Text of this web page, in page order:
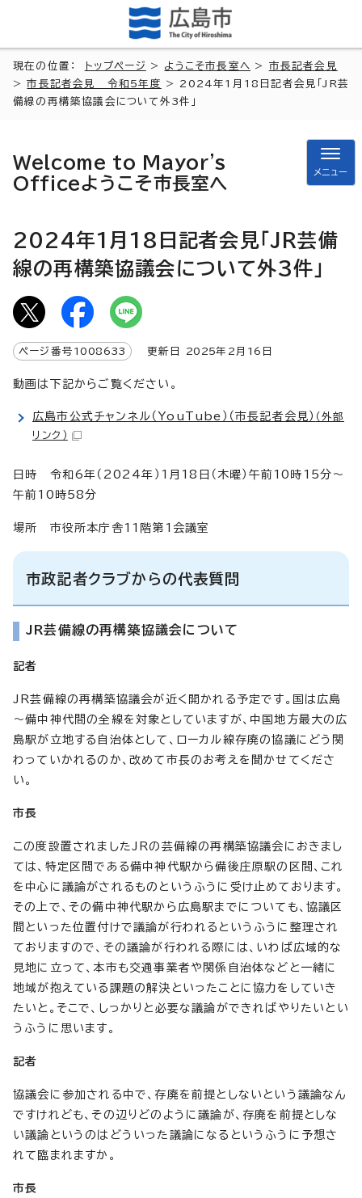
現在の位置： トップページ > ようこそ市長室へ > 市長記者会見
>市長記者会見 令和5年度
> 2024年1月18日記者会見「JR芸
備線の再構築協議会について外3件」
Welcome to Mayor's
Officeようこそ市長室へ
メニュー
2024年1月18日記者会見「JR芸備
線の再構築協議会について外3件」
ページ番号 1008633 更新日 2025年2月 16 日
動画は下記からご覧ください。
広島市公式チャンネル（YouTube）（市長記者会見） （外部
リンク）
日時 令和6年（2024年）1月18日（木曜）午前10時15分～
午前10時58分
場所 市役所本庁舎11階第1会議室
市政記者クラブからの代表質問
JR芸備線の再構築協議会について
記者
JR芸備線の再構築協議会が近く開かれる予定です。国は広島
～備中神代間の全線を対象としていますが、中国地方最大の広
島駅が立地する自治体として、ローカル線存廃の協議にどう関
わっていかれるのか、改めて市長のお考えを聞かせてくださ
い。
市長
この度設置されましたJRの芸備線の再構築協議会におきまし
ては、特定区間である備中神代駅から備後庄原駅の区間、これ
を中心に議論がされるものというふうに受け止めております。
その上で、その備中神代駅から広島駅までについても、協議区
間といった位置付けで議論が行われるというふうに整理され
ておりますので、その議論が行われる際には、いわば広域的な
見地に立って、本市も交通事業者や関係自治体などと一緒に
地域が抱えている課題の解決といったことに協力をしていき
たいと。そこで、しっかりと必要な議論ができればやりたいとい
うふうに思います。
記者
協議会に参加される中で、存廃を前提としないという議論なん
ですけれども、その辺りどのように議論が、存廃を前提としな
い議論というのはどういった議論になるというふうに予想さ
れて臨まれますか。
市長